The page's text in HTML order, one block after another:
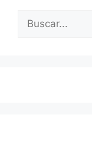
Buscar: